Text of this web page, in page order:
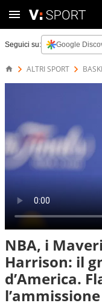
Seguici su: Google
ALTRI SPORT
NBA, i
Harrison: il
d’America.